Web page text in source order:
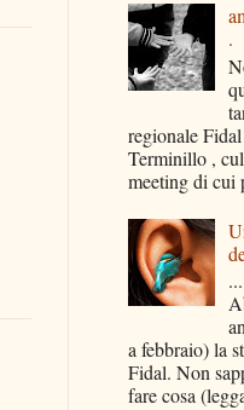
.
regionale
Terminillo ,
meeting di cui
a febbraio) la
Fidal. Non
fare cosa